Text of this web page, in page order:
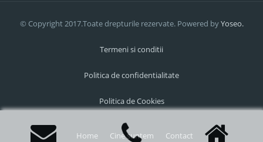
© Copyright 2017.Toate drepturile rezervate. Powered byYoseo.
Termeni si conditii
Politica de confidentialitate
Politica de Cookies
Home Cine suntem Contact